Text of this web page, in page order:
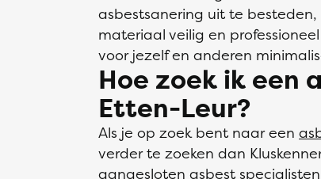
asbestsanering uit te
materiaal veilig en
voor jezelf en anderen
Hoe zoek ik een
Etten-Leur?
Als je op zoek bent naar een
verder te zoeken dan
aangesloten asbest